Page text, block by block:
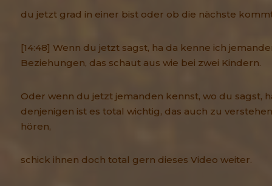
du jetzt grad in einer bist oder ob die nächste
[14:48] Wenn du jetzt sagst, ha da kenne ich
Beziehungen, das schaut aus wie bei zwei Kindern.
Oder wenn du jetzt jemanden kennst, wo du sagst,
denjenigen ist es total wichtig, das auch zu
hören,
schick ihnen doch total gern dieses Video weiter.